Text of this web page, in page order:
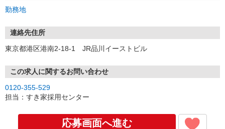
勤務地
連絡先住所
東京都港区港南2-18-1 JR品川イーストビル
この求人に関するお問い合わせ
0120-355-529
担当：すき家採用センター
応募画面へ進む